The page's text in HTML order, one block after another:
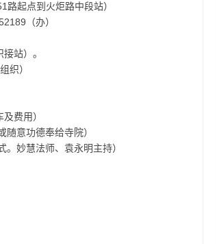
起点到火炬路中段站）
（办）
站）。
织）
费用）
意功德奉给寺院）
妙慧法师、袁永明主持）